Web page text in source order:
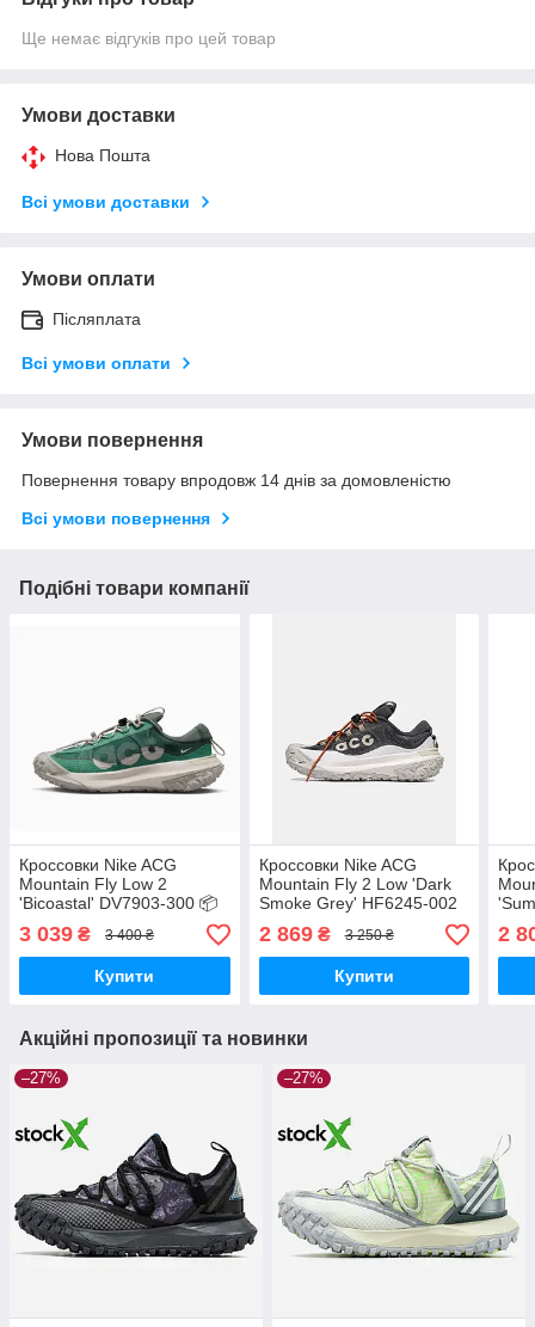
Ще немає відгуків про цей товар
Умови доставки
Нова Пошта
Всі умови доставки
Умови оплати
Післяплата
Всі умови оплати
Умови повернення
Повернення товару впродовж 14 днів за домовленістю
Всі умови повернення
Подібні товари компанії
Кроссовки Nike ACG
Mountain Fly Low 2
'Bicoastal' DV7903-300 📦
3 039 ₴ 3 400 ₴
Купити
Кроссовки Nike ACG
Mountain Fly 2 Low 'Dark
Smoke Grey' HF6245-002
2 869₴ 3 250 ₴
Купити
2
Акційні пропозиції та новинки
–27% –27%